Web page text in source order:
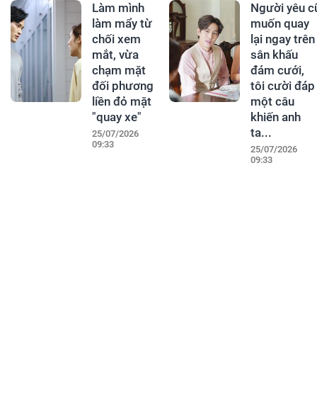
Làm mình
làm mẩy từ
chối xem
mắt, vừa
chạm mặt
đối phương
liền đỏ mặt
"quay xe"
25/07/2026
09:33
Người yêu
muốn quay
lại ngay trên
sân khấu
đám cưới,
tôi cười đáp
một câu
khiến anh
ta...
25/07/2026
09:33